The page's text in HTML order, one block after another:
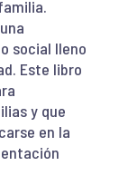
social lleno
Este libro
y que
en la